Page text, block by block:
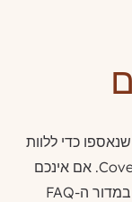
כדי ללוות
אתכם בכל שלב בפרויקט שלכם עם Coverseal. אם אינכם
מוצאים את המידע הרצוי, אל תהססו לעיין במדור ה-FAQ